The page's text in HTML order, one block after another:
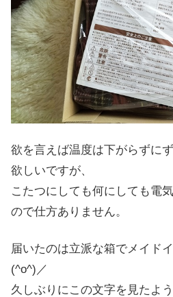
欲を言えば温度は下がらずに
欲しいですが、
こたつにしても何にしても電
ので仕方ありません。
届いたのは立派な箱でメイド
(^o^)／
久しぶりにこの文字を見たよ